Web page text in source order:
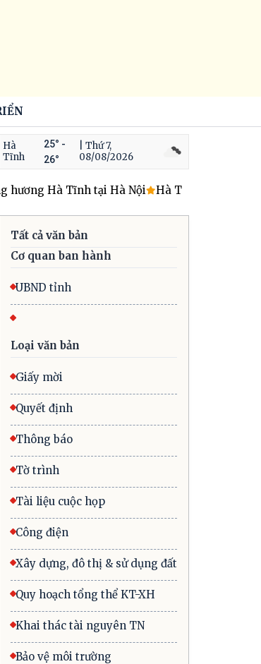
Hà
Tĩnh
25° -
26°
| Thứ 7,
08/08/2026
Hà Tĩnh tại Hà Nội Hà Tĩnh hoàn thành
Tất cả văn bản
Cơ quan ban hành
UBND tỉnh
Loại văn bản
Giấy mời
Quyết định
Thông báo
Tờ trình
Tài liệu cuộc họp
Công điện
Xây dựng, đô thị & sử dụng đất
Quy hoạch tổng thể KT-XH
Khai thác tài nguyên TN
Bảo vệ môi trường